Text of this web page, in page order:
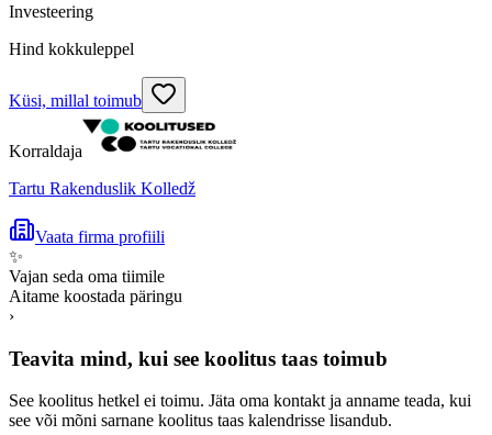
Investeering
Hind kokkuleppel
Küsi, millal toimub
Korraldaja
Tartu Rakenduslik Kolledž
Vaata firma profiili
✨
Vajan seda oma tiimile
Aitame koostada päringu
›
Teavita mind, kui see koolitus taas toimub
See koolitus hetkel ei toimu. Jäta oma kontakt ja anname teada, kui
see või mõni sarnane koolitus taas kalendrisse lisandub.